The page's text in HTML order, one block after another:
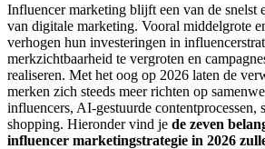
Influencer marketing blijft een van de snelst
van digitale marketing. Vooral middelgrote
verhogen hun investeringen in
merkzichtbaarheid te vergroten en
realiseren. Met het oog op 2026 laten de
merken zich steeds meer richten op
influencers, AI-gestuurde contentprocessen,
shopping. Hieronder vind je de zeven
influencer marketingstrategie in 2026